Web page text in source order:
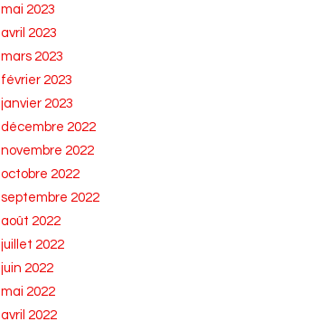
mai 2023
avril 2023
mars 2023
février 2023
janvier 2023
décembre 2022
novembre 2022
octobre 2022
septembre 2022
août 2022
juillet 2022
juin 2022
mai 2022
avril 2022